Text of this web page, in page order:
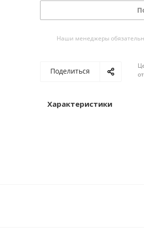
Наши менеджеры
Поделиться
Характеристики